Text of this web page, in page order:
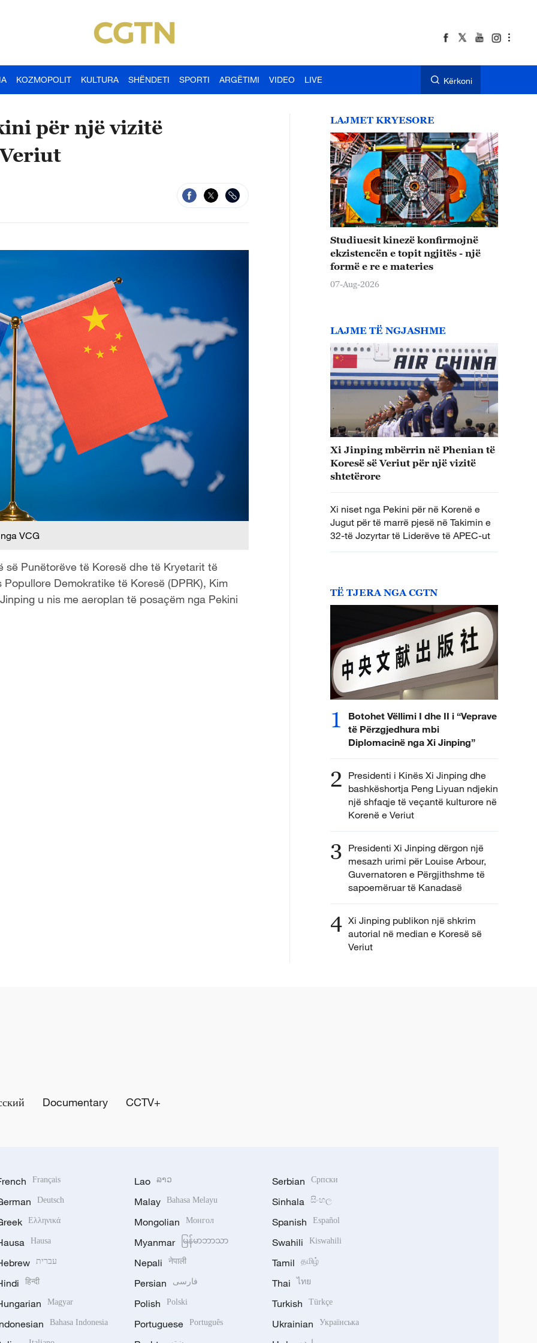
KOZMOPOLIT KULTURA SHËNDETI SPORTI ARGËTIMI VIDEO LIVE Kërkoni
për një vizitë
VCG
Punëtorëve të Koresë dhe të Kryetarit të
Demokratike të Koresë (DPRK), Kim
u nis me aeroplan të posaçëm nga Pekini
LAJMET KRYESORE
Studiuesit kinezë konfirmojnë
ekzistencën e topit ngjitës - një
formë e re e materies
07-Aug-2026
LAJME TË NGJASHME
Xi Jinping mbërrin në Phenian të
Koresë së Veriut për një vizitë
shtetërore
Xi niset nga Pekini për në Korenë e
Jugut për të marrë pjesë në Takimin e
32-të Jozyrtar të Liderëve të APEC-ut
TË TJERA NGA CGTN
1
Botohet Vëllimi I dhe II i “Veprave
të Përzgjedhura mbi
Diplomacinë nga Xi Jinping”
2 Presidenti i Kinës Xi Jinping dhe
bashkëshortja Peng Liyuan ndjekin
një shfaqje të veçantë kulturore në
Korenë e Veriut
3 Presidenti Xi Jinping dërgon një
mesazh urimi për Louise Arbour,
Guvernatoren e Përgjithshme të
sapoemëruar të Kanadasë
4 Xi Jinping publikon një shkrim
autorial në median e Koresë së
Veriut
Documentary CCTV+
Français
Deutsch
Ελληνικά
Hausa
עברית
हिन्दी
Magyar
Bahasa Indonesia
Lao ລາວ
Malay Bahasa Melayu
Mongolian Монгол
Myanmar မြန်မာဘာသာ
Nepali नेपाली
Persian فارسی
Polish Polski
Portuguese Português
Serbian Српски
Sinhala සිංහල
Spanish Español
Swahili Kiswahili
Tamil தமிழ்
Thai ไทย
Turkish Türkçe
Ukrainian Українська